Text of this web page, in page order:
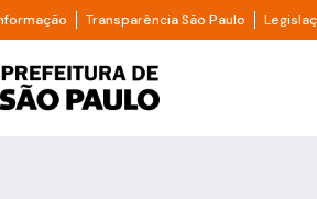
principalDivisor de acesso à informação
Transparência São Paulo Divisor
de São